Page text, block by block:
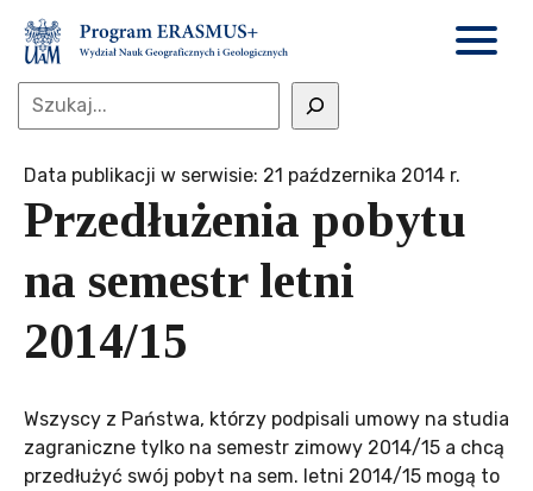
Data publikacji w serwisie: 21 paźdzernika 2014 r.
Przedłużenia pobytu
na semestr letni
2014/15
Wszyscy z Państwa, którzy podpisali umowy na studia
zagraniczne tylko na semestr zimowy 2014/15 a chcą
przedłużyć swój pobyt na sem. letni 2014/15 mogą to